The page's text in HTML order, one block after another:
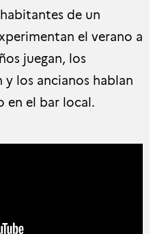
de un
el verano a
juegan, los
los ancianos hablan
en el bar local.